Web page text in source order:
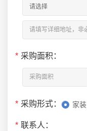
* 采购面积：
* 采购形式： 家装
* 联系人：